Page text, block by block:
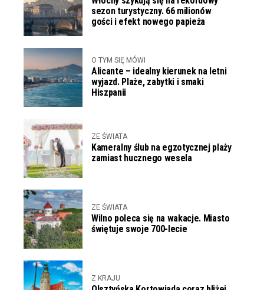
sezon turystyczny. 66 milionów
gości i efekt nowego papieża
O TYM SIĘ MÓWI
Alicante – idealny kierunek na letni
wyjazd. Plaże, zabytki i smaki
Hiszpanii
ZE ŚWIATA
Kameralny ślub na egzotycznej plaży
zamiast hucznego wesela
ZE ŚWIATA
Wilno poleca się na wakacje. Miasto
świętuje swoje 700-lecie
Z KRAJU